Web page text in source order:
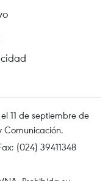
11 de septiembre de
Comunicación.
(024) 39411348